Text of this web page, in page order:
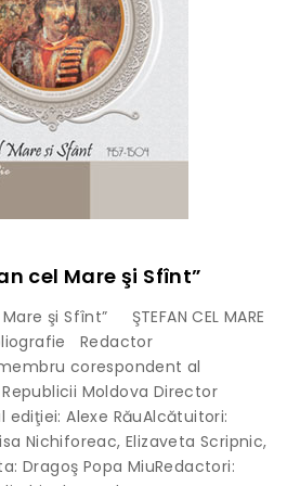
cel Mare şi Sfînt”
şi Sfînt” ŞTEFAN CEL MARE
Redactor
corespondent al
Moldova Director
Alexe RăuAlcătuitori:
Nichiforeac, Elizaveta Scripnic,
Dragoş Popa MiuRedactori: